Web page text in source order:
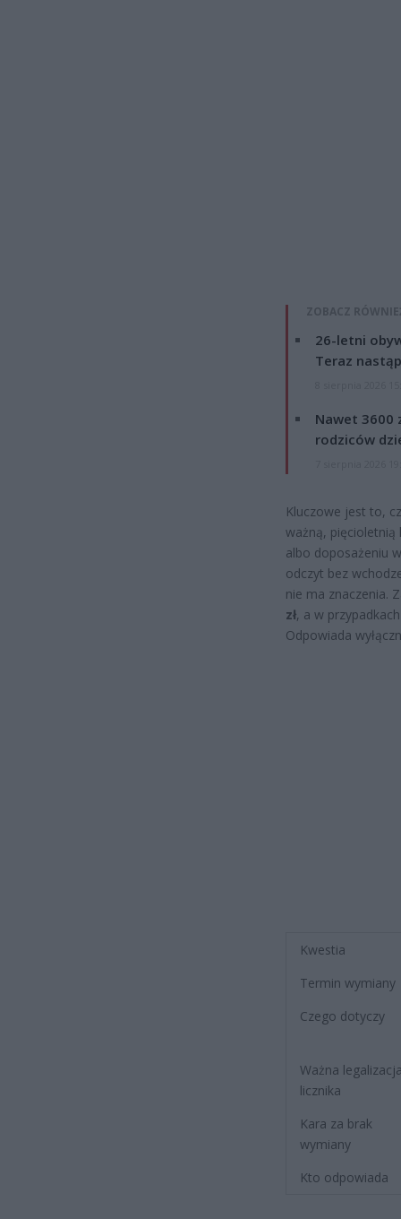
ZOBACZ
26-letni
Teraz
Nawet 3600
rodziców
Kluczowe jest to,
ważną, pięcioletnią
albo doposażeniu
odczyt bez
nie ma znaczenia.
zł, a w
Odpowiada
Kwestia
Termin wymiany
Czego dotyczy
Ważna
licznika
Kara za brak
wymiany
Kto odpowiada